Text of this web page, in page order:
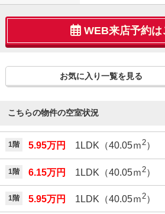
WEB来店予約は
お気に入り一覧を見る
こちらの物件の空室状況
1階 5.95万円 1LDK（40.05ｍ2）
1階 6.15万円 1LDK（40.05ｍ 2）
1階 5.95万円 1LDK（40.05ｍ 2）